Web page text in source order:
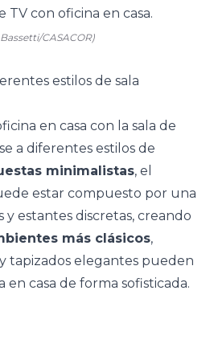
CASACOR)
estilos de sala
en casa con la sala de
a diferentes estilos de
minimalistas, el
estar compuesto por una
y estantes discretas, creando
más clásicos,
tapizados elegantes pueden
en casa de forma sofisticada.